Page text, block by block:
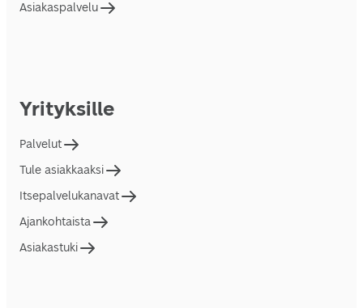
Asiakaspalvelu
Yrityksille
Palvelut
Tule asiakkaaksi
Itsepalvelukanavat
Ajankohtaista
Asiakastuki